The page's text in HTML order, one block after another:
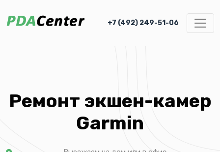
+7 (492) 249-51-06
Ремонт экшен-камер
Garmin